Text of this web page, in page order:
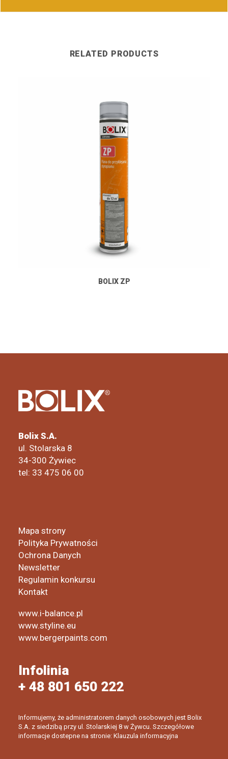
RELATED PRODUCTS
BOLIX ZP
Bolix S.A.
ul. Stolarska 8
34-300 Żywiec
tel: 33 475 06 00
Mapa strony
Polityka Prywatności
Ochrona Danych
Newsletter
Regulamin konkursu
Kontakt
www.i-balance.pl
www.styline.eu
www.bergerpaints.com
Infolinia
+ 48 801 650 222
Informujemy, że administratorem danych osobowych jest Bolix
S.A. z siedzibą przy ul. Stolarskiej 8 w Żywcu. Szczegółowe
informacje dostepne na stronie: Klauzula informacyjna